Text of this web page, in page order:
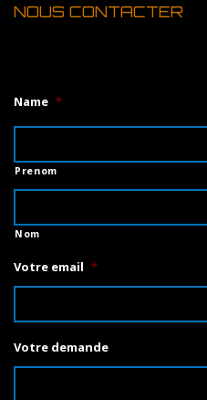
NOUS CONTACTER
Name *
Prenom
Nom
Votre email *
Votre demande